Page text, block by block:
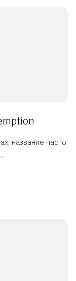
название часто